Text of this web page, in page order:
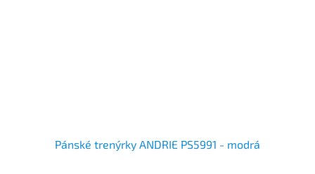
Pánské trenýrky ANDRIE PS5991 - modrá